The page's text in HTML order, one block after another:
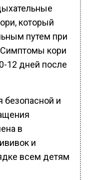
который
путем при
Симптомы кори
12 дней после
безопасной и
в
и
всем детям